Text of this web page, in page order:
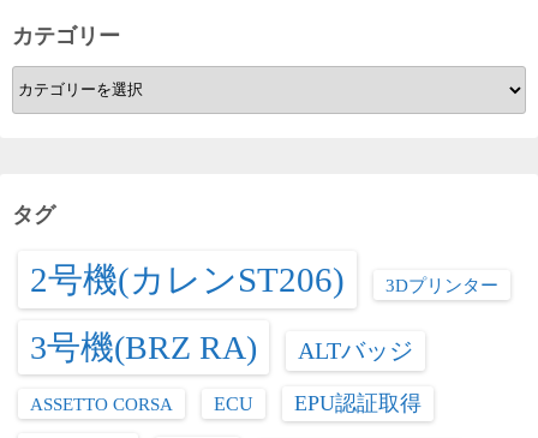
カテゴリー
カ
テ
ー
タグ
2号機(カレンST206) 3Dプリンター
3号機(BRZ RA) ALTバッジ
ASSETTO CORSA ECU EPU認証取得